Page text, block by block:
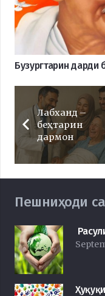
Бузургтарин дарди
Лабханд –
беҳтарин
дармон
Пешниҳоди